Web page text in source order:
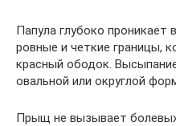
Папула глубоко
ровные и четкие границы,
красный ободок.
овальной или округлой
Прыщ не вызывает